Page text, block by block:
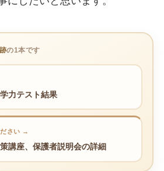
の1本です
力テスト結果
さい →
講座、保護者説明会の詳細